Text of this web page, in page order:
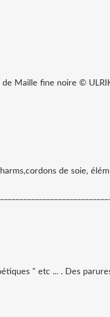
Maille fine noire ©
de soie,
" etc ... . Des